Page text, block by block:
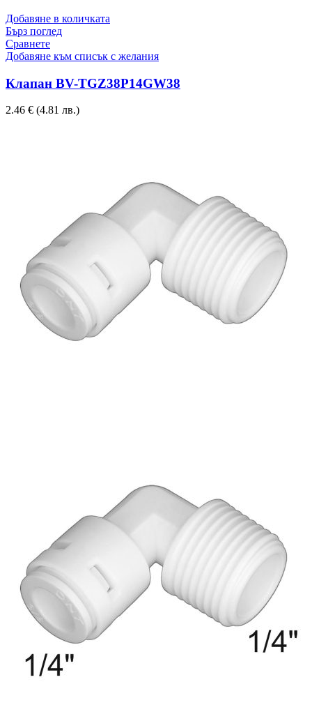
Добавяне в количката
Бърз поглед
Сравнете
Добавяне към списък с желания
Клапан BV-TGZ38P14GW38
2.46 € (4.81 лв.)